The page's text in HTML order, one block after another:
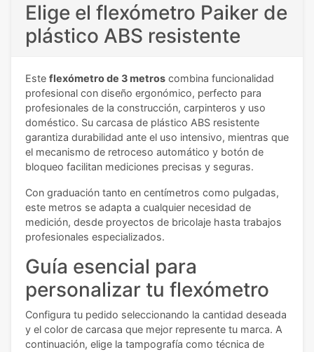
Elige el flexómetro Paiker de
plástico ABS resistente
Este flexómetro de 3 metros combina funcionalidad
profesional con diseño ergonómico, perfecto para
profesionales de la construcción, carpinteros y uso
doméstico. Su carcasa de plástico ABS resistente
garantiza durabilidad ante el uso intensivo, mientras que
el mecanismo de retroceso automático y botón de
bloqueo facilitan mediciones precisas y seguras.
Con graduación tanto en centímetros como pulgadas,
este metros se adapta a cualquier necesidad de
medición, desde proyectos de bricolaje hasta trabajos
profesionales especializados.
Guía esencial para
personalizar tu flexómetro
Configura tu pedido seleccionando la cantidad deseada
y el color de carcasa que mejor represente tu marca. A
continuación, elige la tampografía como técnica de